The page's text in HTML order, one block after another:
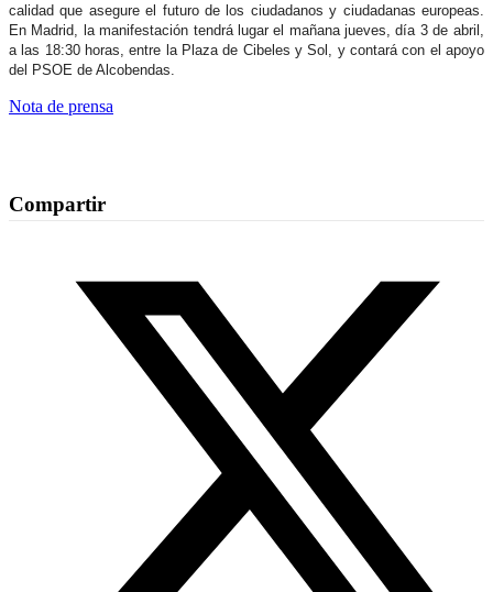
calidad que asegure el futuro de los ciudadanos y ciudadanas europeas.
En Madrid, la manifestación tendrá lugar el mañana jueves, día 3 de abril,
a las 18:30 horas, entre la Plaza de Cibeles y Sol, y contará con el apoyo
del PSOE de Alcobendas.
Nota de prensa
Compartir